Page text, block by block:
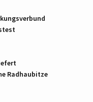
Radhaubitze